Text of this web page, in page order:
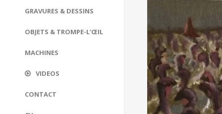
GRAVURES & DESSINS
OBJETS & TROMPE-L’ŒIL
MACHINES
VIDEOS
CONTACT